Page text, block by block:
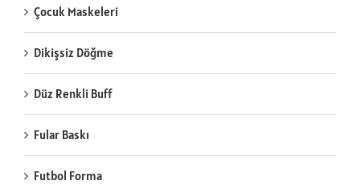
Çocuk Maskeleri
Dikişsiz Döğme
Düz Renkli Buff
Fular Baskı
Futbol Forma